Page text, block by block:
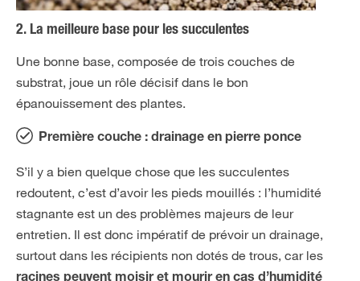
2. La meilleure base pour les succulentes
Une bonne base, composée de trois couches de
substrat, joue un rôle décisif dans le bon
épanouissement des plantes.
Première couche : drainage en pierre ponce
S’il y a bien quelque chose que les succulentes
redoutent, c’est d’avoir les pieds mouillés : l’humidité
stagnante est un des problèmes majeurs de leur
entretien. Il est donc impératif de prévoir un drainage,
surtout dans les récipients non dotés de trous, car les